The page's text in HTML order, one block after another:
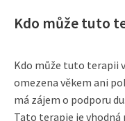
Kdo může tuto
Kdo může tuto terapii
omezena věkem ani
má zájem o podporu
Tato terapie je